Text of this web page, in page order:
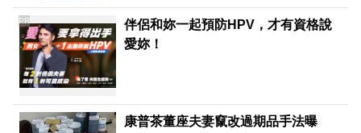
伴侶和妳一起預防HPV，才有資格說
愛妳！
PR
康普茶董座夫妻竄改過期品手法曝